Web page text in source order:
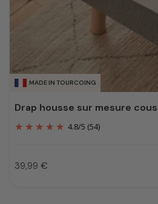
MADE IN TOURCOING
Drap housse sur mesure
4.8/5 (54)
Prix
39,99 €